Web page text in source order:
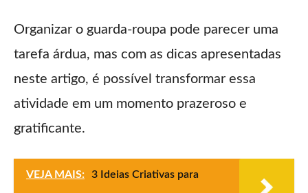
Organizar o guarda-roupa pode parecer uma
tarefa árdua, mas com as dicas apresentadas
neste artigo, é possível transformar essa
atividade em um momento prazeroso e
gratificante.
VEJA MAIS: 3 Ideias Criativas para